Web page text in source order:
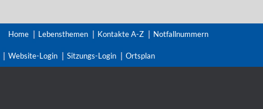
Home Lebensthemen Kontakte A-Z Notfallnummern
Website-Login Sitzungs-Login Ortsplan